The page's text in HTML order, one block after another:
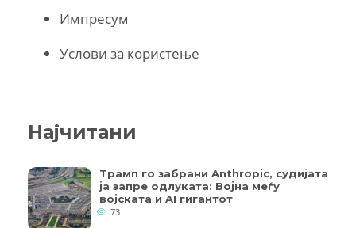
Импресум
Услови за користење
Најчитани
Трамп го забрани Anthropic, судијата
ја запре одлуката: Војна меѓу
војската и AI гигантот
73